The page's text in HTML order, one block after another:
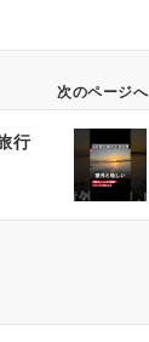
次のページへ
行